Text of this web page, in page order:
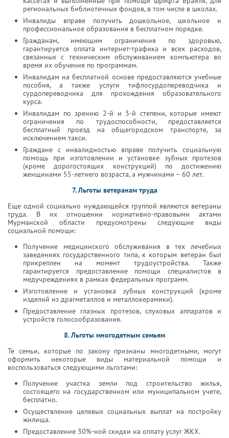
региональных библиотечных фондов, в том числе в школах.
Инвалиды вправе получить дошкольное, школьное и
профессиональное образования в бесплатном порядке.
Гражданам, имеющим ограничения по здоровью,
гарантируется оплата интернет-трафика и всех расходов,
связанных с техническим обслуживанием компьютера во
время их обучения по программам.
Инвалидам на бесплатной основе предоставляются учебные
пособия, а также услуги тифлосурдопереводчика и
сурдопереводчика для прохождения образовательного
курса.
Инвалидам по зрению 2-й и 3-й степени, которые имеют
ограничения по трудоспособности, предоставляется
бесплатный проезд на общегородском транспорте, за
исключением такси.
Граждане с инвалидностью вправе получить социальную
помощь при изготовлении и установке зубных протезов
(кроме дорогостоящих конструкций) по достижению
женщинами 55-летнего возраста, а мужчинами – 60 лет.
7. Льготы ветеранам труда
Еще одной социально нуждающейся группой являются ветераны
труда. В их отношении нормативно-правовыми актами
Мурманской области предусмотрены следующие виды
социальной помощи:
Получение медицинского обслуживания в тех лечебных
заведениях государственного типа, к которым ветеран был
прикреплен на момент трудоустройства. Также
гарантируется предоставление помощи специалистов в
медучреждениях в рамках федеральных программ.
Изготовление и установка зубных конструкций (кроме
изделий из драгметаллов и металлокерамики).
Предоставление глазных протезов, слуховых аппаратов и
устройств голосообразования.
8. Льготы многодетным семьям
Те семьи, которые по закону признаны многодетными, могут
оформить некоторые виды материальной помощи и
воспользоваться следующими льготами:
Получение участка земли под строительство жилья,
состоящего на государственном или муниципальном учете,
бесплатно.
Осуществление целевых социальных выплат на постройку
жилища.
Предоставление 30%-ной скидки на оплату услуг ЖКХ.